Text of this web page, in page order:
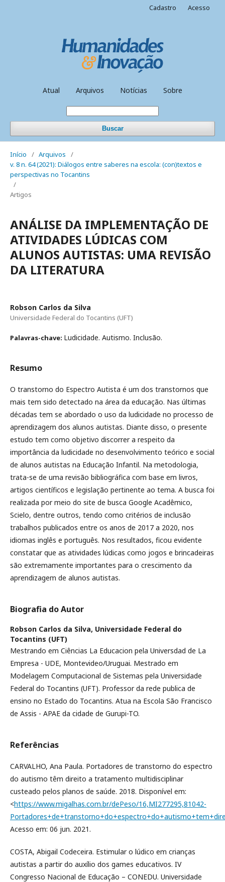
Atual Arquivos Notícias Sobre
Buscar
Cadastro Acesso
Início / Arquivos
/
v. 8 n. 64 (2021): Diálogos entre saberes na escola: (con)textos e
perspectivas no Tocantins
/
Artigos
ANÁLISE DA IMPLEMENTAÇÃO DE
ATIVIDADES LÚDICAS COM
ALUNOS AUTISTAS: UMA REVISÃO
DA LITERATURA
Robson Carlos da Silva
Universidade Federal do Tocantins (UFT)
Palavras-chave: Ludicidade. Autismo. Inclusão.
Resumo
O transtorno do Espectro Autista é um dos transtornos que
mais tem sido detectado na área da educação. Nas últimas
décadas tem se abordado o uso da ludicidade no processo de
aprendizagem dos alunos autistas. Diante disso, o presente
estudo tem como objetivo discorrer a respeito da
importância da ludicidade no desenvolvimento teórico e social
de alunos autistas na Educação Infantil. Na metodologia,
trata-se de uma revisão bibliográfica com base em livros,
artigos científicos e legislação pertinente ao tema. A busca foi
realizada por meio do site de busca Google Acadêmico,
Scielo, dentre outros, tendo como critérios de inclusão
trabalhos publicados entre os anos de 2017 a 2020, nos
idiomas inglês e português. Nos resultados, ficou evidente
constatar que as atividades lúdicas como jogos e brincadeiras
são extremamente importantes para o crescimento da
aprendizagem de alunos autistas.
Biografia do Autor
Robson Carlos da Silva, Universidade Federal do
Tocantins (UFT)
Mestrando em Ciências La Educacion pela Universdad de La
Empresa - UDE, Montevideo/Uruguai. Mestrado em
Modelagem Computacional de Sistemas pela Universidade
Federal do Tocantins (UFT). Professor da rede publica de
ensino no Estado do Tocantins. Atua na Escola São Francisco
de Assis - APAE da cidade de Gurupi-TO.
Referências
CARVALHO, Ana Paula. Portadores de transtorno do espectro
do autismo têm direito a tratamento multidisciplinar
custeado pelos planos de saúde. 2018. Disponível em:
<https://www.migalhas.com.br/dePeso/16,MI277295,81042-
Acesso em: 06 jun. 2021.
COSTA, Abigail Codeceira. Estimular o lúdico em crianças
autistas a partir do auxílio dos games educativos. IV
Congresso Nacional de Educação – CONEDU. Universidade